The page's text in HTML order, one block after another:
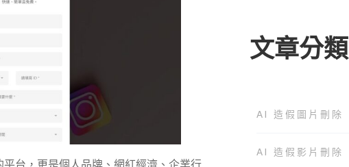
文章分類
AI 造假圖片刪除
AI 造假影片刪除